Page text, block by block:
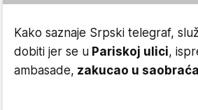
Kako saznaje Srpski telegraf,
dobiti jer se u Pariskoj ulici,
ambasade, zakucao u